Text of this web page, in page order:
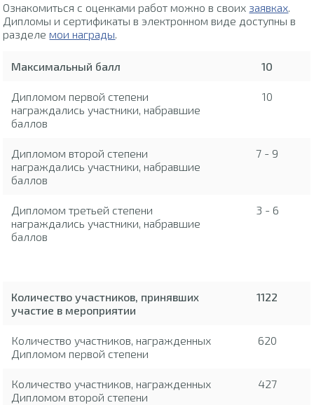
Ознакомиться с оценками работ можно в своих заявках.
Дипломы и сертификаты в электронном виде доступны в
разделемои награды.
Максимальный балл 10
Дипломом первой степени
награждались участники, набравшие
баллов
10
Дипломом второй степени
награждались участники, набравшие
баллов
7 - 9
Дипломом третьей степени
награждались участники, набравшие
баллов
3 - 6
Количество участников, принявших
участие в мероприятии
1122
Количество участников, награжденных
Дипломом первой степени
620
Количество участников, награжденных
Дипломом второй степени
427